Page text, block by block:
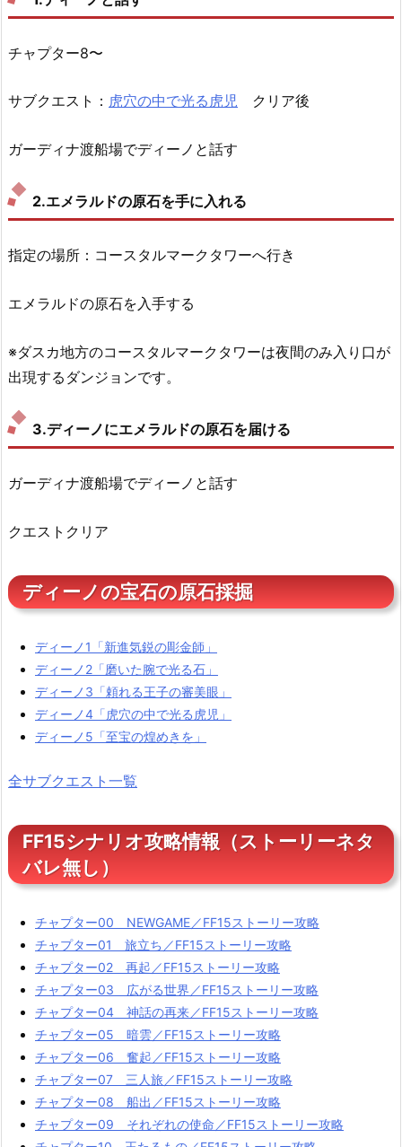
チャプター8〜
サブクエスト： 虎穴の中で光る虎児 クリア後
ガーディナ渡船場でディーノと話す
2.エメラルドの原石を手に入れる
指定の場所：コースタルマークタワーへ行き
エメラルドの原石を入手する
※ダスカ地方のコースタルマークタワーは夜間のみ入り口が
出現するダンジョンです。
3.ディーノにエメラルドの原石を届ける
ガーディナ渡船場でディーノと話す
クエストクリア
ディーノの宝石の原石採掘
ディーノ1「新進気鋭の彫金師」
ディーノ2「磨いた腕で光る石」
ディーノ3「頼れる王子の審美眼」
ディーノ4「虎穴の中で光る虎児」
ディーノ5「至宝の煌めきを」
全サブクエスト一覧
FF15シナリオ攻略情報（ストーリーネタ
バレ無し）
チャプター00 NEWGAME／FF15ストーリー攻略
チャプター01 旅立ち／FF15ストーリー攻略
チャプター02 再起／FF15ストーリー攻略
チャプター03 広がる世界／FF15ストーリー攻略
チャプター04 神話の再来／FF15ストーリー攻略
チャプター05 暗雲／FF15ストーリー攻略
チャプター06 奮起／FF15ストーリー攻略
チャプター07 三人旅／FF15ストーリー攻略
チャプター08 船出／FF15ストーリー攻略
チャプター09 それぞれの使命／FF15ストーリー攻略